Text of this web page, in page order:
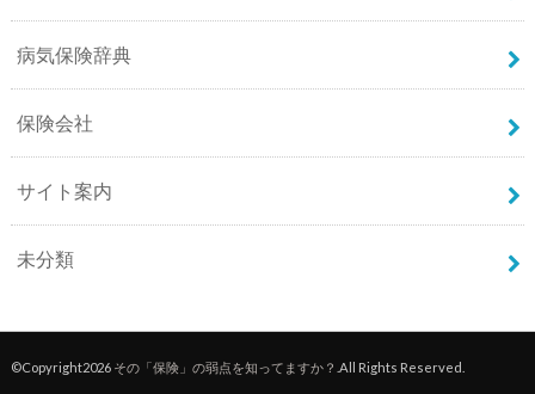
病気保険辞典
保険会社
サイト案内
未分類
©Copyright2026 その「保険」の弱点を知ってますか？ .All Rights Reserved.